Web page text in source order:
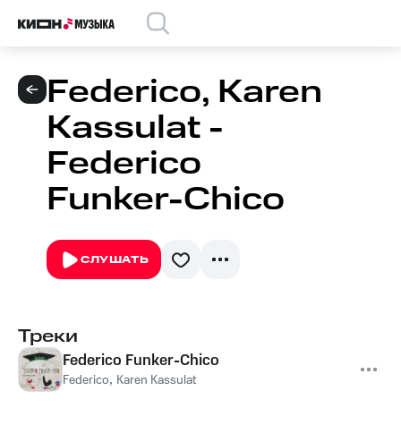
Federico, Karen
Kassulat -
Federico
Funker-Chico
СЛУШАТЬ
Треки
Federico Funker-Chico
Federico, Karen Kassulat